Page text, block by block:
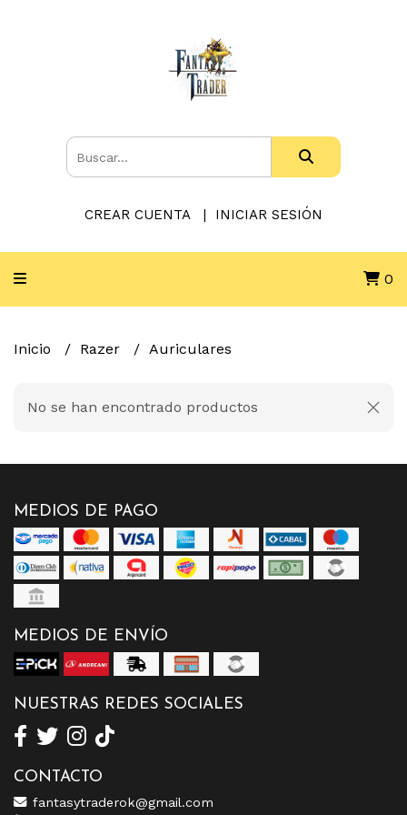
CREAR CUENTA INICIAR SESIÓN
0
Inicio Razer Auriculares
No se han encontrado productos
MEDIOS DE PAGO
MEDIOS DE ENVÍO
NUESTRAS REDES SOCIALES
CONTACTO
fantasytraderok@gmail.com